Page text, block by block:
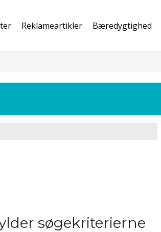
Reklameartikler Bæredygtighed
søgekriterierne